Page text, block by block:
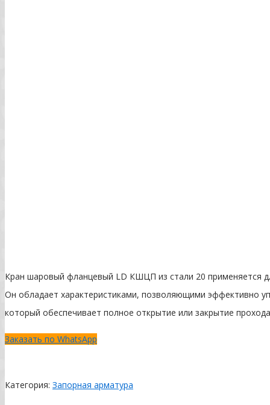
Кран шаровый фланцевый LD КШЦП из стали 20 применяется
Он обладает характеристиками, позволяющими эффективно
который обеспечивает полное открытие или закрытие
Заказать по WhatsApp
Категория: Запорная арматура